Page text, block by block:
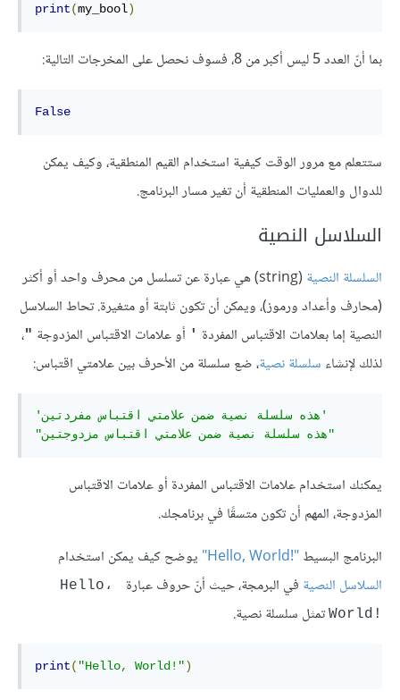
print(my_bool)
بما أنّ العدد 5 ليس أكبر من 8، فسوف نحصل على المخرجات التالية:
False
ستتعلم مع مرور الوقت كيفية استخدام القيم المنطقية، وكيف يمكن
للدوال والعمليات المنطقية أن تغير مسار البرنامج.
السلاسل النصية
السلسلة النصية
(string) هي عبارة عن تسلسل من محرف واحد أو أكثر
(محارف وأعداد ورموز)، ويمكن أن تكون ثابتة أو متغيرة. تحاط السلاسل
النصية إما بعلامات الاقتباس المفردة ' أو علامات الاقتباس المزدوجة "،
لذلك لإنشاء سلسلة نصية، ضع سلسلة من الأحرف بين علامتي اقتباس:
'هذه سلسلة نصية ضمن علامتي اقتباس مفردتين'
"هذه سلسلة نصية ضمن علامتي اقتباس مزدوجتين"
يمكنك استخدام علامات الاقتباس المفردة أو علامات الاقتباس
المزدوجة، المهم أن تكون متسقًا في برنامجك.
البرنامج البسيط"Hello, World!‎"
يوضح كيف يمكن استخدام
السلاسل النصية في البرمجة، حيث أنّ حروف عبارة
Hello،
World!‎ تمثل سلسلة نصية.
print( "Hello, World!")